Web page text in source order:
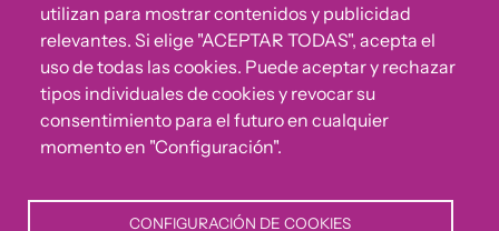
¿Algo no va bien?
Puedes reportar incumplimientos del Código Ético u
otras irregularidades que detectes en nuestra Fundación.
utilizan para mostrar contenidos y publicidad
relevantes. Si elige "ACEPTAR TODAS", acepta el
uso de todas las cookies. Puede aceptar y rechazar
tipos individuales de cookies y revocar su
consentimiento para el futuro en cualquier
momento en "Configuración".
CONFIGURACIÓN DE COOKIES